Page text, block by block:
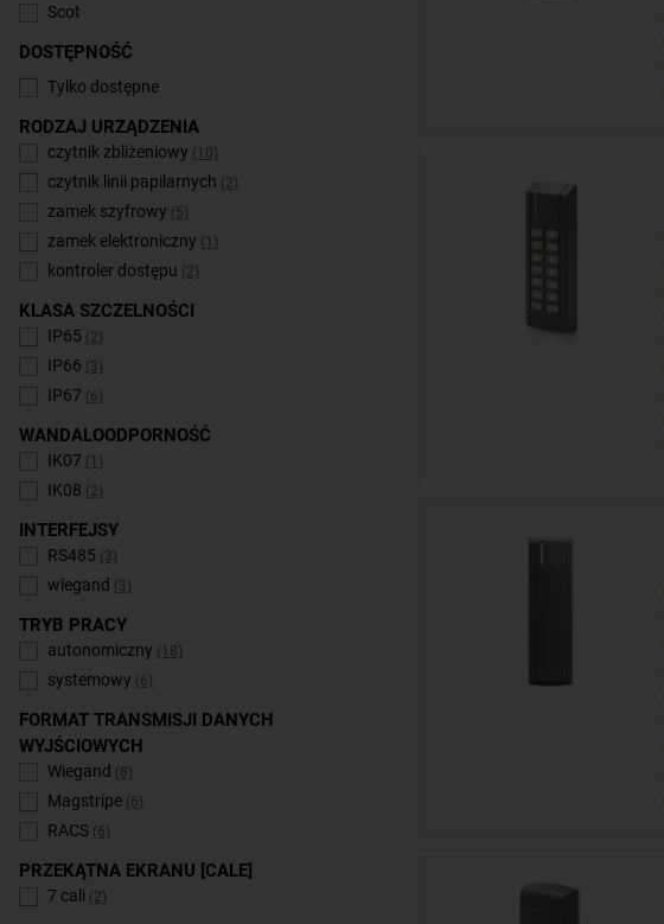
Scot
DOSTĘPNOŚĆ
Tylko dostępne
RODZAJ URZĄDZENIA
czytnik zbliżeniowy (10)
czytnik linii papilarnych (2)
zamek szyfrowy (5)
zamek elektroniczny (1)
kontroler dostępu (2)
KLASA SZCZELNOŚCI
IP65 (2)
IP66 (3)
IP67 (6)
WANDALOODPORNOŚĆ
IK07 (1)
IK08 (2)
INTERFEJSY
RS485 (3)
wiegand (3)
TRYB PRACY
autonomiczny (18)
systemowy (6)
FORMAT TRANSMISJI DANYCH
WYJŚCIOWYCH
Wiegand (8)
Magstripe (6)
RACS (6)
PRZEKĄTNA EKRANU [CALE]
7 cali (2)